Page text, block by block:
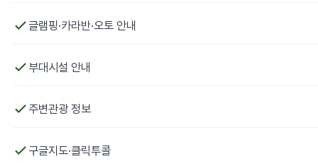
글램핑·카라반·오토 안내
부대시설 안내
주변관광 정보
구글지도·클릭투콜